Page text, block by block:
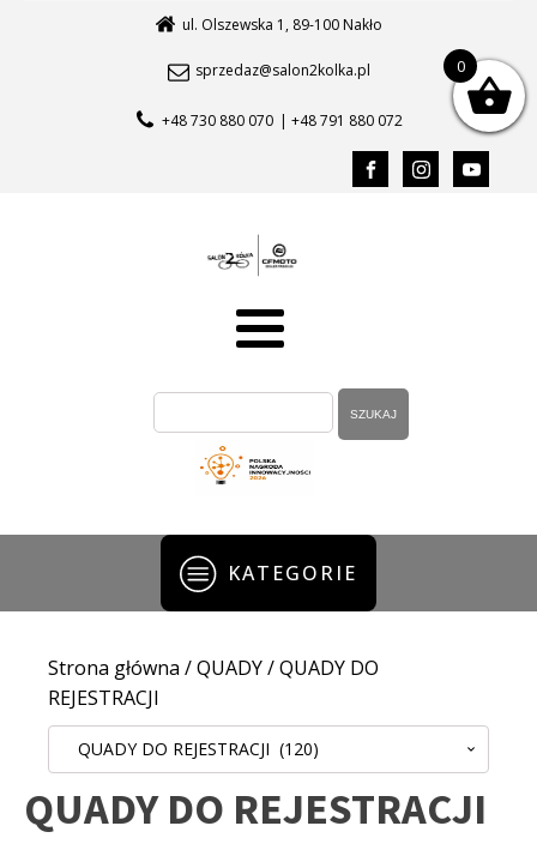
ul. Olszewska 1, 89-100 Nakło
sprzedaz@salon2kolka.pl
+48 730 880 070 | +48 791 880 072
KATEGORIE
Strona główna /QUADY/ QUADY DO
REJESTRACJI
QUADY DO REJESTRACJI (120)
QUADY DO REJESTRACJI
0